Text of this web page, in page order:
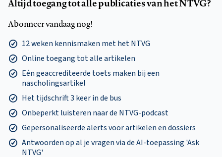
Altijd toegang tot alle publicaties van het NTVG?
Abonneer vandaag nog!
12 weken kennismaken met het NTVG
Online toegang tot alle artikelen
Eén geaccrediteerde toets maken bij een
nascholingsartikel
Het tijdschrift 3 keer in de bus
Onbeperkt luisteren naar de NTVG-podcast
Gepersonaliseerde alerts voor artikelen en dossiers
Antwoorden op al je vragen via de AI-toepassing 'Ask
NTVG'